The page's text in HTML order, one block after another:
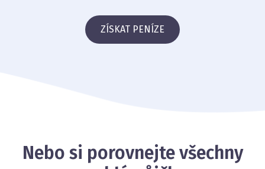
ZÍSKAT PENÍZE
Nebo si porovnejte všechny